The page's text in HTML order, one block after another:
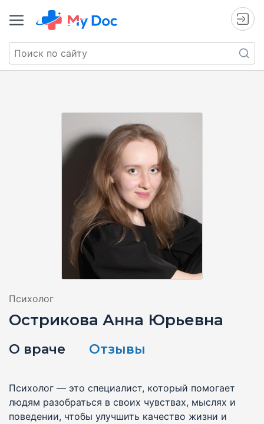
Психолог
Острикова Анна Юрьевна
О враче Отзывы
Психолог — это специалист, который помогает
людям разобраться в своих чувствах, мыслях и
поведении, чтобы улучшить качество жизни и